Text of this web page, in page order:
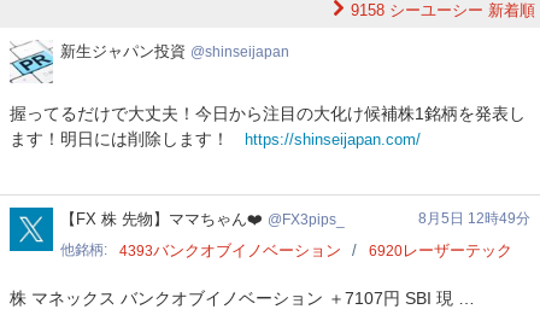
9158 シーユーシー 新着順
新
ャ
パ
新生ジャパン投資 shinseijapan
握ってるだけで大丈夫！今日から注目の大化け候補株1銘柄を発表し
ます！明日には削除します！
https://shinseijapan.com/
FX3pips_
【FX 株 先物】ママちゃん❤️ FX3pips_
8月5日 12時49分
他銘柄
4393バンクオブイノベーション 6920レーザーテック
株 マネックス バンクオブイノベーション ＋7107円 SBI 現 …